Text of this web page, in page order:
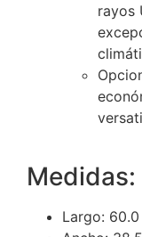
rayos
Medidas:
Largo: